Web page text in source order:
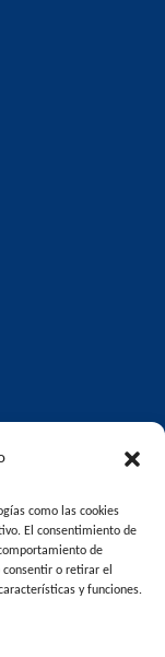
como las cookies
El consentimiento de
de
o retirar el
y funciones.